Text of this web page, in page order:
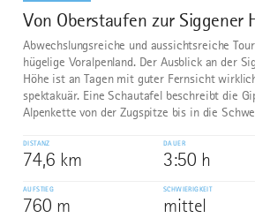
9
Von Oberstaufen zur Siggener
Abwechslungsreiche und aussichtsreiche
hügelige Voralpenland. Der Ausblick an der
Höhe ist an Tagen mit guter Fernsicht
spektakuär. Eine Schautafel beschreibt die
Alpenkette von der Zugspitze bis in die
DISTANZ
74,6 km
DAUER
3:50 h
AUFSTIEG
760 m
SCHWIERIGKEIT
mittel